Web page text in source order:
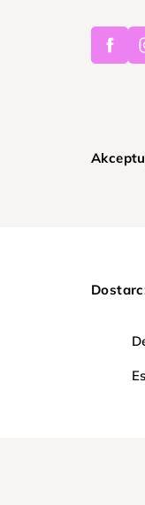
Facebook